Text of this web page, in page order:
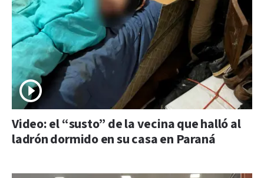
Video: el “susto” de la vecina que halló al
ladrón dormido en su casa en Paraná